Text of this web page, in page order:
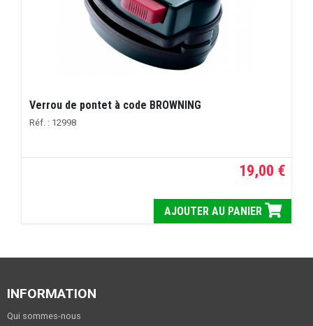
Verrou de pontet à code BROWNING
Réf. : 12998
19,00 €
AJOUTER AU PANIER
INFORMATION
Qui sommes-nous